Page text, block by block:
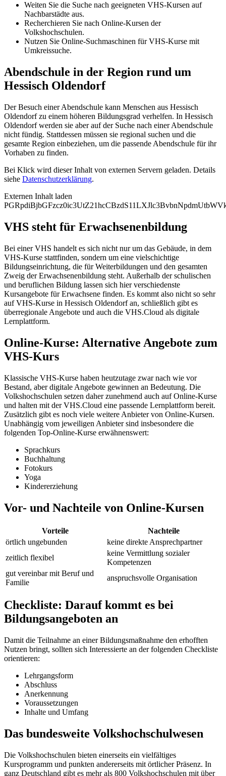
Weiten Sie die Suche nach geeigneten VHS-Kursen auf
Nachbarstädte aus.
Recherchieren Sie nach Online-Kursen der
Volkshochschulen.
Nutzen Sie Online-Suchmaschinen für VHS-Kurse mit
Umkreissuche.
Abendschule in der Region rund um
Hessisch Oldendorf
Der Besuch einer Abendschule kann Menschen aus Hessisch
Oldendorf zu einem höheren Bildungsgrad verhelfen. In Hessisch
Oldendorf werden sie aber auf der Suche nach einer Abendschule
nicht fündig. Stattdessen müssen sie regional suchen und die
gesamte Region einbeziehen, um die passende Abendschule für ihr
Vorhaben zu finden.
Bei Klick wird dieser Inhalt von externen Servern geladen. Details
siehe Datenschutzerklärung.
Externen Inhalt laden
VHS steht für Erwachsenenbildung
Bei einer VHS handelt es sich nicht nur um das Gebäude, in dem
VHS-Kurse stattfinden, sondern um eine vielschichtige
Bildungseinrichtung, die für Weiterbildungen und den gesamten
Zweig der Erwachsenenbildung steht. Außerhalb der schulischen
und beruflichen Bildung lassen sich hier verschiedenste
Kursangebote für Erwachsene finden. Es kommt also nicht so sehr
auf VHS-Kurse in Hessisch Oldendorf an, schließlich gibt es
überregionale Angebote und auch die VHS.Cloud als digitale
Lernplattform.
Online-Kurse: Alternative Angebote zum
VHS-Kurs
Klassische VHS-Kurse haben heutzutage zwar nach wie vor
Bestand, aber digitale Angebote gewinnen an Bedeutung. Die
Volkshochschulen setzen daher zunehmend auch auf Online-Kurse
und halten mit der VHS.Cloud eine passende Lernplattform bereit.
Zusätzlich gibt es noch viele weitere Anbieter von Online-Kursen.
Unabhängig vom jeweiligen Anbieter sind insbesondere die
folgenden Top-Online-Kurse erwähnenswert:
Sprachkurs
Buchhaltung
Fotokurs
Yoga
Kindererziehung
Vor- und Nachteile von Online-Kursen
Vorteile
Nachteile
örtlich ungebunden
keine direkte Ansprechpartner
zeitlich flexibel
keine Vermittlung sozialer
Kompetenzen
gut vereinbar mit Beruf und
Familie
anspruchsvolle Organisation
Checkliste: Darauf kommt es bei
Bildungsangeboten an
Damit die Teilnahme an einer Bildungsmaßnahme den erhofften
Nutzen bringt, sollten sich Interessierte an der folgenden Checkliste
orientieren:
Lehrgangsform
Abschluss
Anerkennung
Voraussetzungen
Inhalte und Umfang
Das bundesweite Volkshochschulwesen
Die Volkshochschulen bieten einerseits ein vielfältiges
Kursprogramm und punkten andererseits mit örtlicher Präsenz. In
ganz Deutschland gibt es mehr als 800 Volkshochschulen mit über